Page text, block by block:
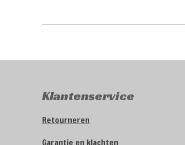
Klantenservice
Retourneren
Garantie en klachten